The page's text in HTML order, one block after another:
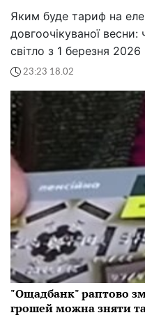
Яким буде тариф на
довгоочікуваної весни:
світло з 1 березня 2026
23:23 18.02
"Ощадбанк" раптово
грошей можна зняти